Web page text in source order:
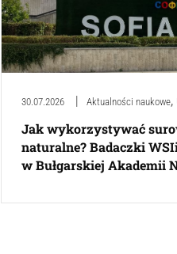
30.07.2026 Aktualności naukowe,
Jak wykorzystywać
naturalne? Badaczki
w Bułgarskiej Akademii